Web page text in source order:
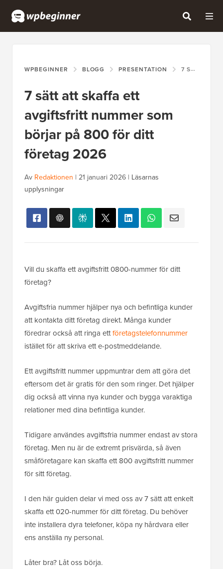
WPBEGINNER BLOGG PRESENTATION 7 SÄTT ATT SKAFFA ETT AVGIFTSFRITT NUMMER SOM BÖRJAR PÅ 800 FÖR DITT FÖRETAG 2026
7 sätt att skaffa ett
avgiftsfritt nummer som
börjar på 800 för ditt
företag 2026
Av Redaktionen | 21 januari 2026 | Läsarnas
upplysningar
Vill du skaffa ett avgiftsfritt 0800-nummer för ditt
företag?
Avgiftsfria nummer hjälper nya och befintliga kunder
att kontakta ditt företag direkt. Många kunder
föredrar också att ringa ettföretagstelefonnummer
istället för att skriva ett e-postmeddelande.
Ett avgiftsfritt nummer uppmuntrar dem att göra det
eftersom det är gratis för den som ringer. Det hjälper
dig också att vinna nya kunder och bygga varaktiga
relationer med dina befintliga kunder.
Tidigare användes avgiftsfria nummer endast av stora
företag. Men nu är de extremt prisvärda, så även
småföretagare kan skaffa ett 800 avgiftsfritt nummer
för sitt företag.
I den här guiden delar vi med oss av 7 sätt att enkelt
skaffa ett 020-nummer för ditt företag. Du behöver
inte installera dyra telefoner, köpa ny hårdvara eller
ens anställa ny personal.
Låter bra? Låt oss börja.